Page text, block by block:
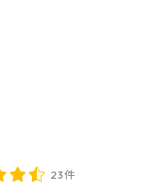
23件